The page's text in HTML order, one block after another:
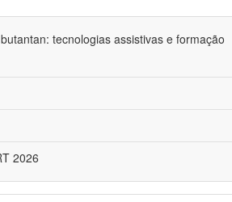
tecnologias assistivas e formação
2026